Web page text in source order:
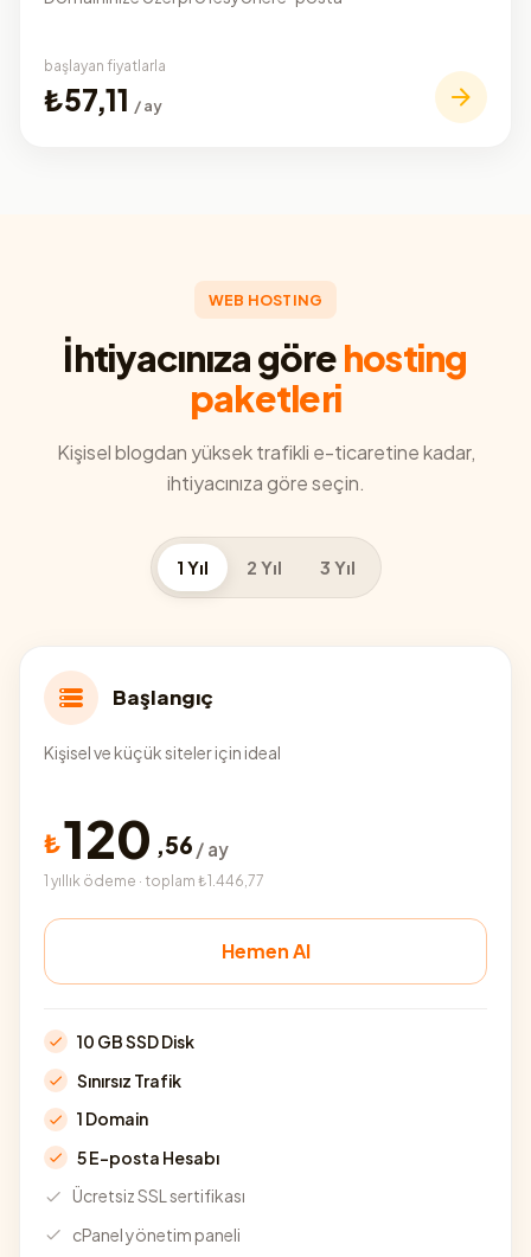
başlayan fiyatlarla
₺57,11 / ay
WEB HOSTING
İhtiyacınıza görehosting
paketleri
Kişisel blogdan yüksek trafikli e-ticaretine kadar,
ihtiyacınıza göre seçin.
1 Yıl 2 Yıl 3 Yıl
Başlangıç
Kişisel ve küçük siteler için ideal
₺120 ,56 / ay
1 yıllık ödeme · toplam ₺1.446,77
Hemen Al
10 GB SSD Disk
Sınırsız Trafik
1 Domain
5 E-posta Hesabı
Ücretsiz SSL sertifikası
cPanel yönetim paneli